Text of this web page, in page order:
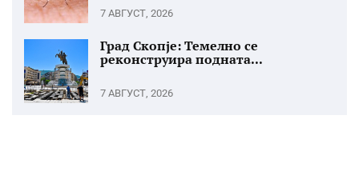
7 АВГУСТ, 2026
Град Скопје: Темелно се
реконструира подната...
7 АВГУСТ, 2026